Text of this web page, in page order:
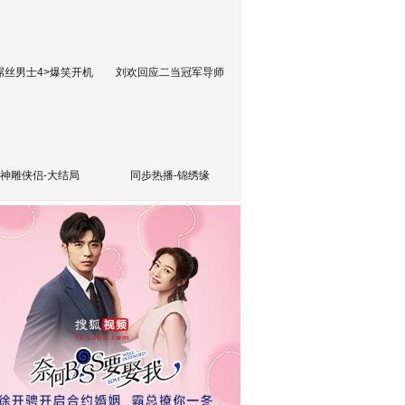
丝男士4>爆笑开机 刘欢回应二当冠军导师
神雕侠侣-大结局 同步热播-锦绣缘